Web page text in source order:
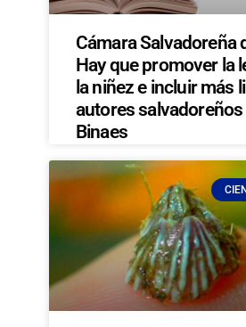
Cámara Salvadoreña
Hay que promover la
la niñez e incluir más
autores salvadoreños
Binaes